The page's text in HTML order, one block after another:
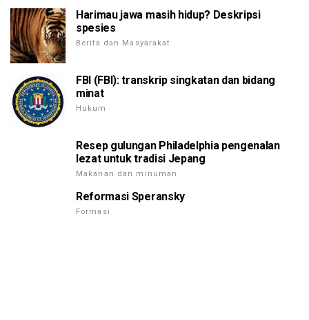
Harimau jawa masih hidup? Deskripsi
spesies
Berita dan Masyarakat
FBI (FBI): transkrip singkatan dan bidang
minat
Hukum
Resep gulungan Philadelphia pengenalan
lezat untuk tradisi Jepang
Makanan dan minuman
Reformasi Speransky
Formasi